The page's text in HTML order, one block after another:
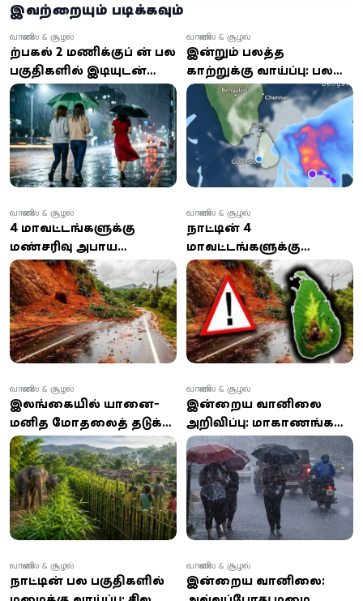
இவற்றையும் படிக்கவும்
பிற்பகல் 2 மணிக்குப் பின் பல
பகுதிகளில் இடியுடன்
கூடிய மழை: வானிலை
ஆய்வு மையம்
எச்சரிக்கை
வானிலை & சூழல்
இன்றும் பலத்த
காற்றுக்கு வாய்ப்பு: பல
பகுதிகளில் இடைக்கிடை
மழை என எச்சரிக்கை
வானிலை & சூழல்
4 மாவட்டங்களுக்கு
மண்சரிவு அபாய
எச்சரிக்கை: அடுத்த 24
மணி நேரம் அவதானம்
அவசியம்!
வானிலை & சூழல்
நாட்டின் 4
மாவட்டங்களுக்கு
மண்சரிவு அபாய
எச்சரிக்கை: 100 மிமீ
அதிக பலத்த மழைக்கு
வாய்ப்பு
வானிலை & சூழல்
இலங்கையில் யானை-
மனித மோதலைத் தடுக்க
மூங்கில் ‘உயிரியல் வேலி’:
சீனா ஆதரவு
வானிலை & சூழல்
இன்றைய வானிலை
அறிவிப்பு: மாகாணங்கள்
பலவற்றில் மழை, சில
பகுதிகளில் பலத்த காற்று
வானிலை & சூழல்
நாட்டின் பல பகுதிகளில்
வானிலை & சூழல்
இன்றைய வானிலை:
வானிலை & சூழல்